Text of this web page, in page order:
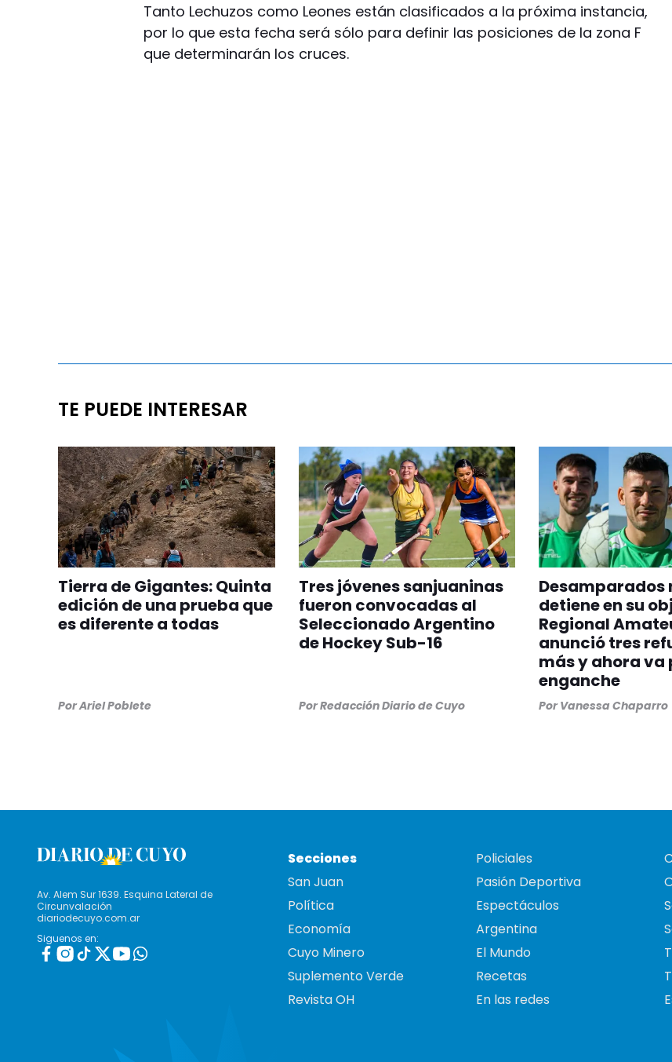
Tanto Lechuzos como Leones están clasificados a la próxima instancia,
por lo que esta fecha será sólo para definir las posiciones de la zona F
que determinarán los cruces.
TE PUEDE INTERESAR
Tierra de Gigantes: Quinta
edición de una prueba que
es diferente a todas
PorAriel Poblete
Tres jóvenes sanjuaninas
fueron convocadas al
Seleccionado Argentino
de Hockey Sub-16
PorRedacción Diario de Cuyo
Desamparados
detiene en su
Regional
anunció tres
más y ahora va
enganche
Por Vanessa Chaparro
Av. Alem Sur 1639. Esquina Lateral de
Circunvalación
diariodecuyo.com.ar
Siguenos en:
Secciones
San Juan
Política
Economía
Cuyo Minero
Suplemento Verde
Revista OH
Policiales
Pasión Deportiva
Espectáculos
Argentina
El Mundo
Recetas
En las redes